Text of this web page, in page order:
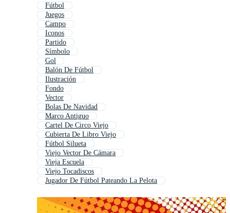
Fútbol
Juegos
Campo
Iconos
Partido
Símbolo
Gol
Balón De Fútbol
Ilustración
Fondo
Vector
Bolas De Navidad
Marco Antiguo
Cartel De Circo Viejo
Cubierta De Libro Viejo
Fútbol Silueta
Viejo Vector De Cámara
Vieja Escuela
Viejo Tocadiscos
Jugador De Fútbol Pateando La Pelota